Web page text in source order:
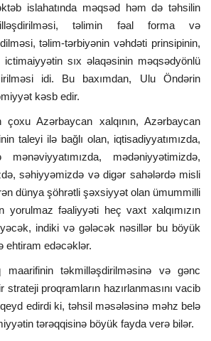
islahatında məqsəd həm də təhsilin
təlimin fəal forma və
təlim-tərbiyənin vəhdəti prinsipinin,
sıx əlaqəsinin məqsədyönlü
idi. Bu baxımdan, Ulu Öndərin
kəsb edir.
Azərbaycan xalqının, Azərbaycan
taleyi ilə bağlı olan, iqtisadiyyatımızda,
mədəniyyətimizdə,
səhiyyəmizdə və digər sahələrdə misli
dünya şöhrətli şəxsiyyət olan ümummilli
yorulmaz fəaliyyəti heç vaxt xalqımızın
indiki və gələcək nəsillər bu böyük
ehtiram edəcəklər.
təkmilləşdirilməsinə və gənc
strateji proqramların hazırlanmasını vacib
qeyd edirdi ki, təhsil məsələsinə məhz belə
tərəqqisinə böyük fayda verə bilər.